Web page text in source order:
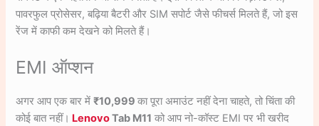
पावरफुल प्रोसेसर, बढ़िया बैटरी और SIM सपोर्ट जैसे फीचर्स मिलते हैं, जो इस
रेंज में काफी कम देखने को मिलते हैं।
EMI ऑप्शन
अगर आप एक बार में₹10,999का पूरा अमाउंट नहीं देना चाहते, तो चिंता की
कोई बात नहीं। LenovoTab M11 को आप नो-कॉस्ट EMI पर भी खरीद